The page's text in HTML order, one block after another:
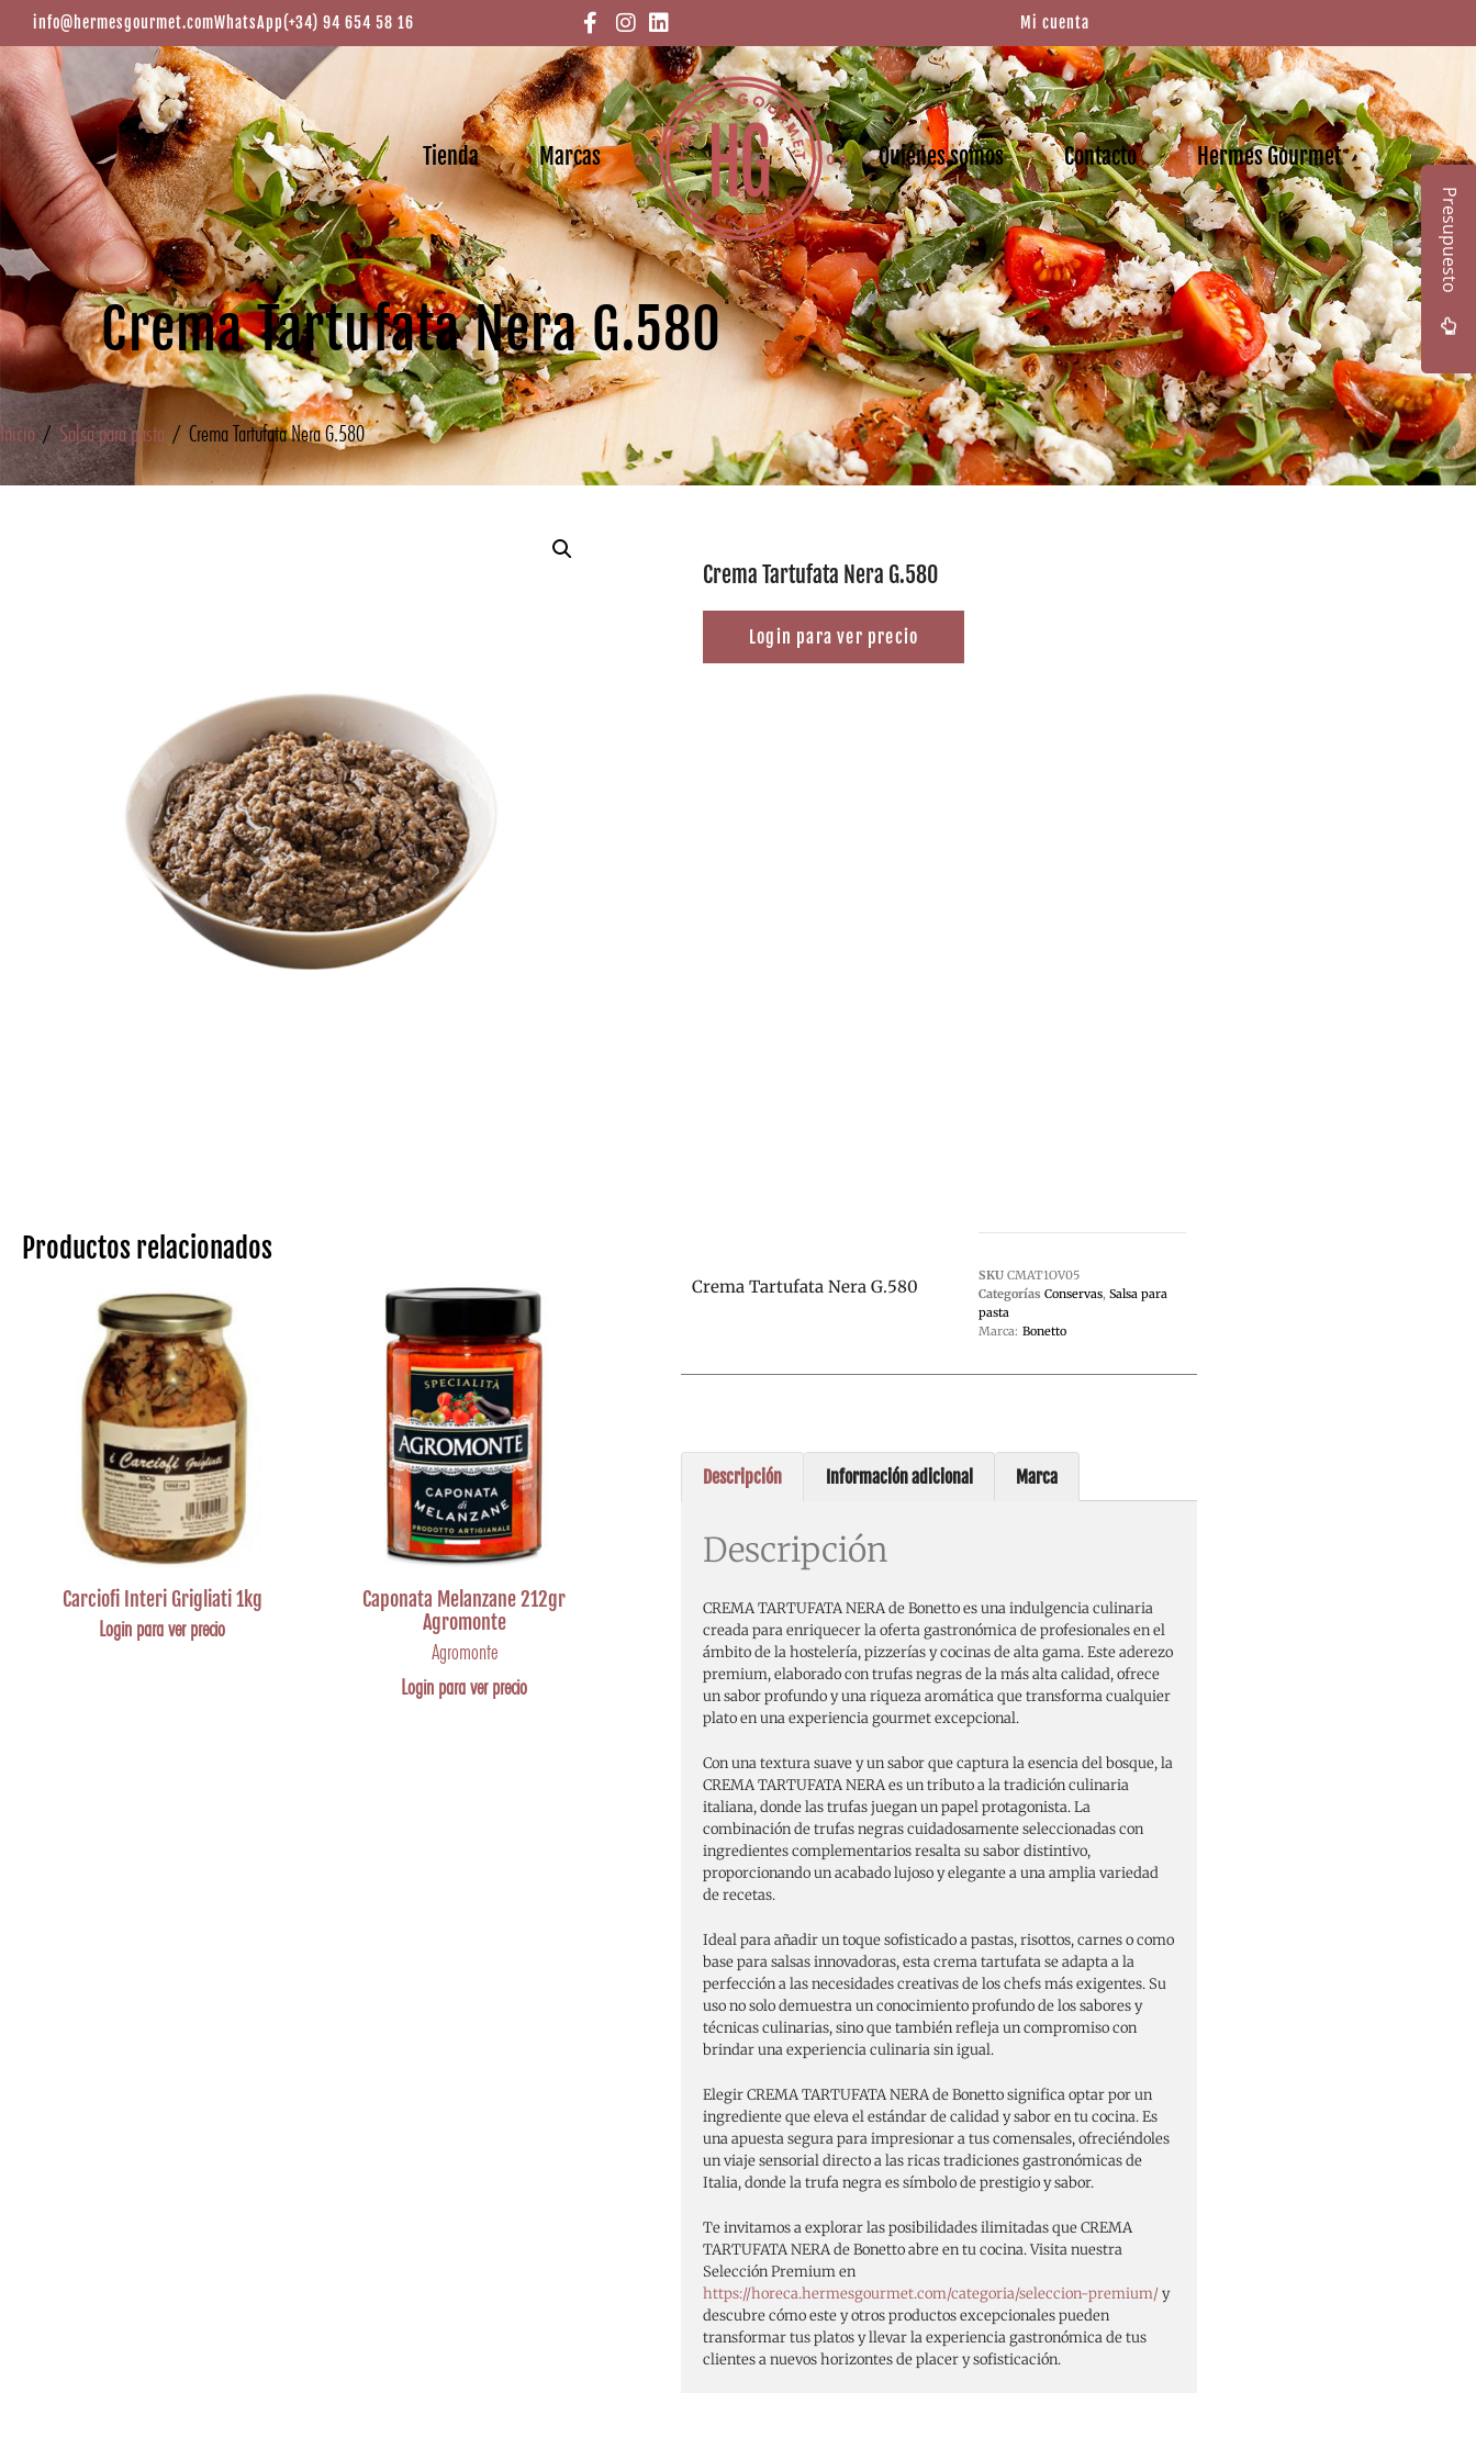
info@hermesgourmet.comWhatsApp(+34) 94 654 58 16 Mi cuenta
Tienda Marcas Quiénes somos Contacto Hermes Gourmet
Crema Tartufata Nera G.580
Inicio / Salsa para pasta / Crema Tartufata Nera G.580
Crema Tartufata Nera G.580
Login para ver precio
Productos relacionados
Carciofi Interi Grigliati 1kg
Login para ver precio
Caponata Melanzane 212gr
Agromonte
Agromonte
Login para ver precio
Crema Tartufata Nera G.580
SKU CMAT1OV05
Categorías Conservas, Salsa para
pasta
Marca: Bonetto
Descripción Información adicional Marca
Descripción
CREMA TARTUFATA NERA de Bonetto es una indulgencia culinaria
creada para enriquecer la oferta gastronómica de profesionales en el
ámbito de la hostelería, pizzerías y cocinas de alta gama. Este aderezo
premium, elaborado con trufas negras de la más alta calidad, ofrece
un sabor profundo y una riqueza aromática que transforma cualquier
plato en una experiencia gourmet excepcional.
Con una textura suave y un sabor que captura la esencia del bosque, la
CREMA TARTUFATA NERA es un tributo a la tradición culinaria
italiana, donde las trufas juegan un papel protagonista. La
combinación de trufas negras cuidadosamente seleccionadas con
ingredientes complementarios resalta su sabor distintivo,
proporcionando un acabado lujoso y elegante a una amplia variedad
de recetas.
Ideal para añadir un toque sofisticado a pastas, risottos, carnes o como
base para salsas innovadoras, esta crema tartufata se adapta a la
perfección a las necesidades creativas de los chefs más exigentes. Su
uso no solo demuestra un conocimiento profundo de los sabores y
técnicas culinarias, sino que también refleja un compromiso con
brindar una experiencia culinaria sin igual.
Elegir CREMA TARTUFATA NERA de Bonetto significa optar por un
ingrediente que eleva el estándar de calidad y sabor en tu cocina. Es
una apuesta segura para impresionar a tus comensales, ofreciéndoles
un viaje sensorial directo a las ricas tradiciones gastronómicas de
Italia, donde la trufa negra es símbolo de prestigio y sabor.
Te invitamos a explorar las posibilidades ilimitadas que CREMA
TARTUFATA NERA de Bonetto abre en tu cocina. Visita nuestra
Selección Premium en
https://horeca.hermesgourmet.com/categoria/seleccion-premium/y
descubre cómo este y otros productos excepcionales pueden
transformar tus platos y llevar la experiencia gastronómica de tus
clientes a nuevos horizontes de placer y sofisticación.
Presupuesto